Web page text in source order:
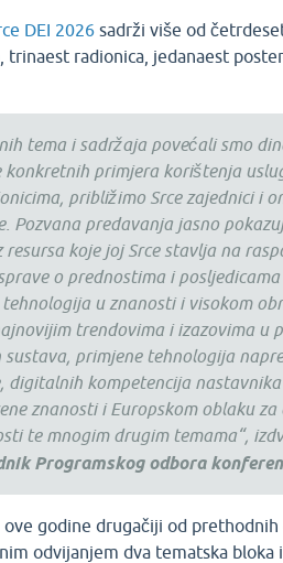
DEI 2026 sadrži više od
trinaest radionica, jedanaest
tema i sadržaja povećali smo
konkretnih primjera korištenja
približimo Srce zajednici i
Pozvana predavanja jasno
resursa koje joj Srce stavlja na
o prednostima i
u znanosti i visokom
trendovima i izazovima u
primjene tehnologija
digitalnih kompetencija
znanosti i Europskom oblaku
te mnogim drugim temama“,
Programskog odbora
ove godine drugačiji od
odvijanjem dva tematska bloka